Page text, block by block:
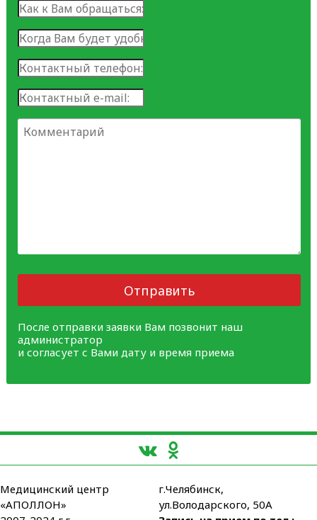
Отправить
После отправки заявки Вам позвонит наш
администратор
и согласует с Вами дату и время приема
Медицинский центр
«АПОЛЛОН»
г.Челябинск,
ул.Володарского, 50А